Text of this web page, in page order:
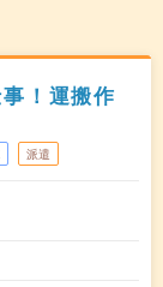
！運搬作
派遣